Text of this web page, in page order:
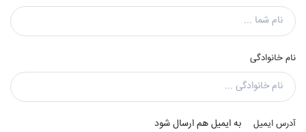
نام خانوادگی
آدرس ایمیل به ایمیل هم ارسال شود